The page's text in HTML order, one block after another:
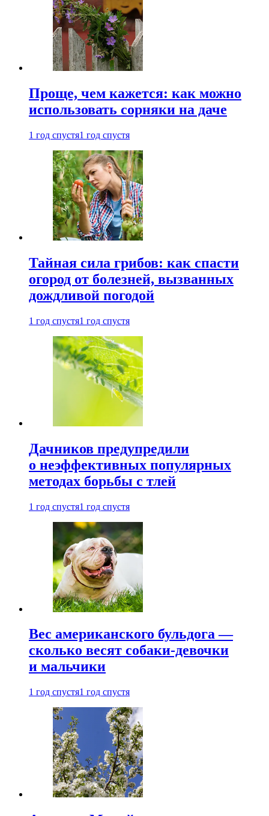
Проще, чем кажется: как можно
использовать сорняки на даче
1 год спустя1 год спустя
Тайная сила грибов: как спасти
огород от болезней, вызванных
дождливой погодой
1 год спустя1 год спустя
Дачников предупредили
о неэффективных популярных
методах борьбы с тлей
1 год спустя1 год спустя
Вес американского бульдога —
сколько весят собаки-девочки
и мальчики
1 год спустя1 год спустя